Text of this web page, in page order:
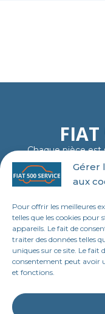
Gérer
aux
Pour offrir les meilleures
telles que les cookies pour
appareils. Le fait de
traiter des données telles
uniques sur ce site. Le fait
consentement peut avoir
et fonctions.
FIAT
Chaque pièce est
garantir fiabilité,
06 11 23 40 18